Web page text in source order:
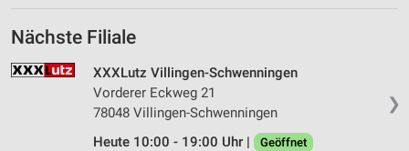
Nächste Filiale
❯
XXXLutz Villingen-Schwenningen
Vorderer Eckweg 21
78048 Villingen-Schwenningen
Heute 10:00 - 19:00 Uhr |
Geöffnet